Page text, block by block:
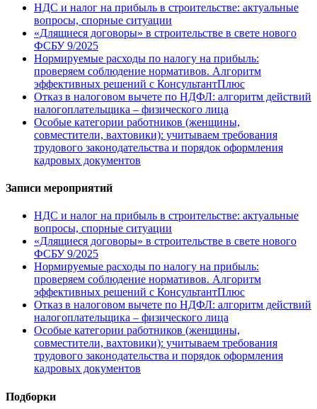
НДС и налог на прибыль в строительстве: актуальные
вопросы, спорные ситуации
«Длящиеся договоры» в строительстве в свете нового
ФСБУ 9/2025
Нормируемые расходы по налогу на прибыль:
проверяем соблюдение нормативов. Алгоритм
эффективных решений с КонсультантПлюс
Отказ в налоговом вычете по НДФЛ: алгоритм действий
налогоплательщика – физического лица
Особые категории работников (женщины,
совместители, вахтовики): учитываем требования
трудового законодательства и порядок оформления
кадровых документов
Записи мероприятий
НДС и налог на прибыль в строительстве: актуальные
вопросы, спорные ситуации
«Длящиеся договоры» в строительстве в свете нового
ФСБУ 9/2025
Нормируемые расходы по налогу на прибыль:
проверяем соблюдение нормативов. Алгоритм
эффективных решений с КонсультантПлюс
Отказ в налоговом вычете по НДФЛ: алгоритм действий
налогоплательщика – физического лица
Особые категории работников (женщины,
совместители, вахтовики): учитываем требования
трудового законодательства и порядок оформления
кадровых документов
Подборки